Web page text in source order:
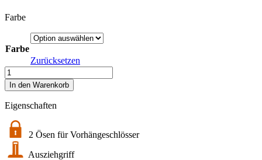
Farbe
Farbe
Zurücksetzen
bw.case
PP.510
|
B&W
Mehrzweckkoffer
Typ
6500
Menge
In den Warenkorb
Eigenschaften
2 Ösen für Vorhängeschlösser
Ausziehgriff